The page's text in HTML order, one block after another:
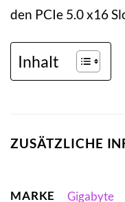
den PCIe 5.0 x16
Inhalt
ZUSÄTZLICHE
MARKE Gigabyte